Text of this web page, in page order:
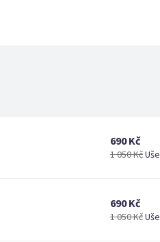
690 Kč
1 050 Kč
690 Kč
1 050 Kč